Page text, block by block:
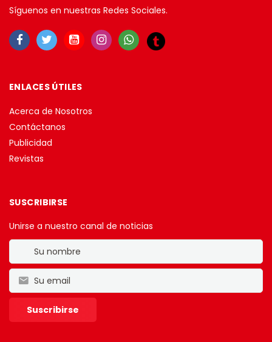
Síguenos en nuestras Redes Sociales.
ENLACES ÚTILES
Acerca de Nosotros
Contáctanos
Publicidad
Revistas
SUSCRIBIRSE
Unirse a nuestro canal de noticias